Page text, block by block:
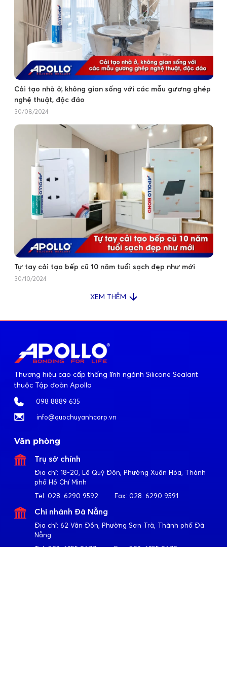
Cải tạo nhà ở, không gian sống với các mẫu gương ghép
nghệ thuật, độc đáo
30/08/2024
Tự tay cải tạo bếp cũ 10 năm tuổi sạch đẹp như mới
30/10/2024
XEM THÊM
Thương hiệu cao cấp thống lĩnh ngành Silicone Sealant
thuộc Tập đoàn Apollo
098 8889 635
info@quochuyanhcorp.vn
Văn phòng
Trụ sở chính
Địa chỉ: 18-20, Lê Quý Đôn, Phường Xuân Hòa, Thành
phố Hồ Chí Minh
Tel: 028. 6290 9592 Fax: 028. 6290 9591
Chi nhánh Đà Nẵng
Địa chỉ: 62 Vân Đồn, Phường Sơn Trà, Thành phố Đà
Nẵng
Tel: 023. 6355 2677 Fax: 023. 6355 2678